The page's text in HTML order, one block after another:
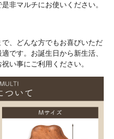
非マルチにお使いください。
、どんな方でもお喜びいただ
です。お誕生日から新生活、
い事にご利用ください。